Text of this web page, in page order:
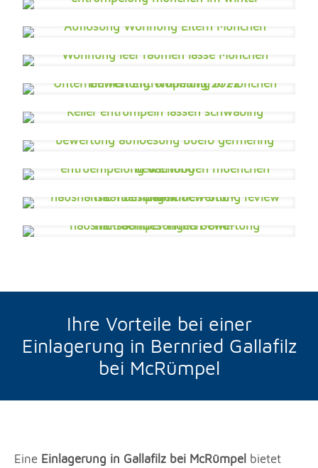
Ihre Vorteile bei einer
Einlagerung in Bernried Gallafilz
bei McRümpel
Eine Einlagerung in Gallafilz bei McRümpel bietet